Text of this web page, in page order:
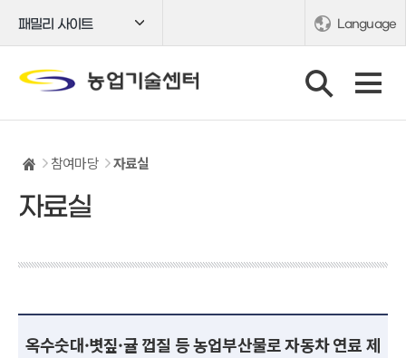
패밀리 사이트 Language
참여마당 자료실
자료실
옥수숫대·볏짚·귤 껍질 등 농업부산물로 자동차 연료 제